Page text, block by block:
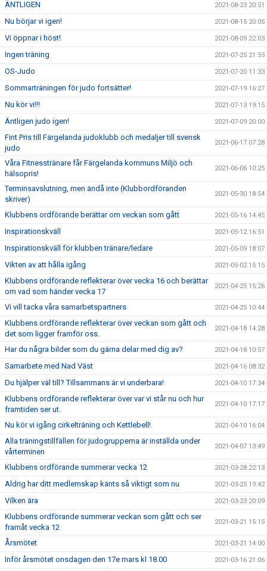
ÄNTLIGEN 2021-08-23 20:51
Nu börjar vi igen! 2021-08-15 20:05
Vi öppnar i höst! 2021-08-09 22:03
Ingen träning 2021-07-25 21:55
OS-Judo 2021-07-20 11:33
Sommarträningen för judo fortsätter! 2021-07-19 16:27
Nu kör vi!!! 2021-07-13 19:15
Äntligen judo igen! 2021-07-09 20:00
Fint Pris till Färgelanda judoklubb och medaljer till svensk
judo
2021-06-17 07:28
Våra Fitnesstränare får Färgelanda kommuns Miljö och
hälsopris!
2021-06-06 10:25
Terminsavslutning, men ändå inte (Klubbordföranden
skriver)
2021-05-30 18:54
Klubbens ordförande berättar om veckan som gått 2021-05-16 14:45
Inspirationskväll 2021-05-12 16:51
Inspirationskväll för klubben tränare/ledare 2021-05-09 18:07
Vikten av att hålla igång 2021-05-02 15:15
Klubbens ordförande reflekterar över vecka 16 och berättar
om vad som händer vecka 17
2021-04-25 15:26
Vi vill tacka våra samarbetspartners 2021-04-25 10:44
Klubbens ordförande reflekterar över veckan som gått och
det som ligger framför oss.
2021-04-18 14:28
Har du några bilder som du gärna delar med dig av? 2021-04-18 10:57
Samarbete med Nad Väst 2021-04-16 08:32
Du hjälper väl till? Tillsammans är vi underbara! 2021-04-10 17:34
Klubbens ordförande reflekterar över var vi står nu och hur
framtiden ser ut.
2021-04-10 17:17
Nu kör vi igång cirkelträning och Kettlebell! 2021-04-10 16:04
Alla träningstillfällen för judogrupperna är inställda under
vårterminen
2021-04-07 13:49
Klubbens ordförande summerar vecka 12 2021-03-28 22:13
Aldrig har ditt medlemskap känts så viktigt som nu 2021-03-25 19:42
Vilken ära 2021-03-23 20:09
Klubbens ordförande summerar veckan som gått och ser
framåt vecka 12
2021-03-21 15:15
Årsmötet 2021-03-21 14:00
Inför årsmötet onsdagen den 17e mars kl 18.00 2021-03-16 21:06